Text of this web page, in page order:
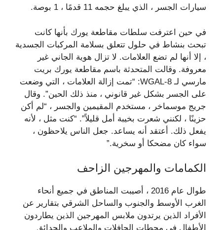
سيارات الجسر ، الذي يبلغ حجمه 11 قدمًا ، 1 بوصة.
في حين اعترفت سلطات مقاطعة يورك بأنها كانت
تبحث بنشاط في حلول تتعلق بسلامة المركبات الجسدية
، إلا أنها لم تضع العلامات. لا تزال هوية الجاني غير
معروفة. وقالت المتحدثة باسم مقاطعة يورك بريت
مارسي لـ WGAL-8: “تمت إزالة العلامات ، التي وضعت
على الجسر بشكل غير قانوني ، منذ ذلك الحين”. وقال
جريج موسماخر ، مستخدم المقيمين والجسر ، “لم أكن
حزينًا ، لكنني شعرت بخيبة أمل قليلاً”. “كنت مثل ، لأنه
يفعل ذلك. أعتقد أنه يساعد. جعل الناس يلاحظون ،
سواء كان مضحكا أو سخرية.”
الكمامات والمهرجين الزاحف
طوال عام 2016 ، أصيبت المناطق في جميع أنحاء
الغرب الأوسط والجنوب والساحل الشرقي بتقارير عن
الأفراد الذين يرتدون ملابس المهرجين الذين يطاردون
الأطفال في محطات الحافلات والملاعب والحدائق